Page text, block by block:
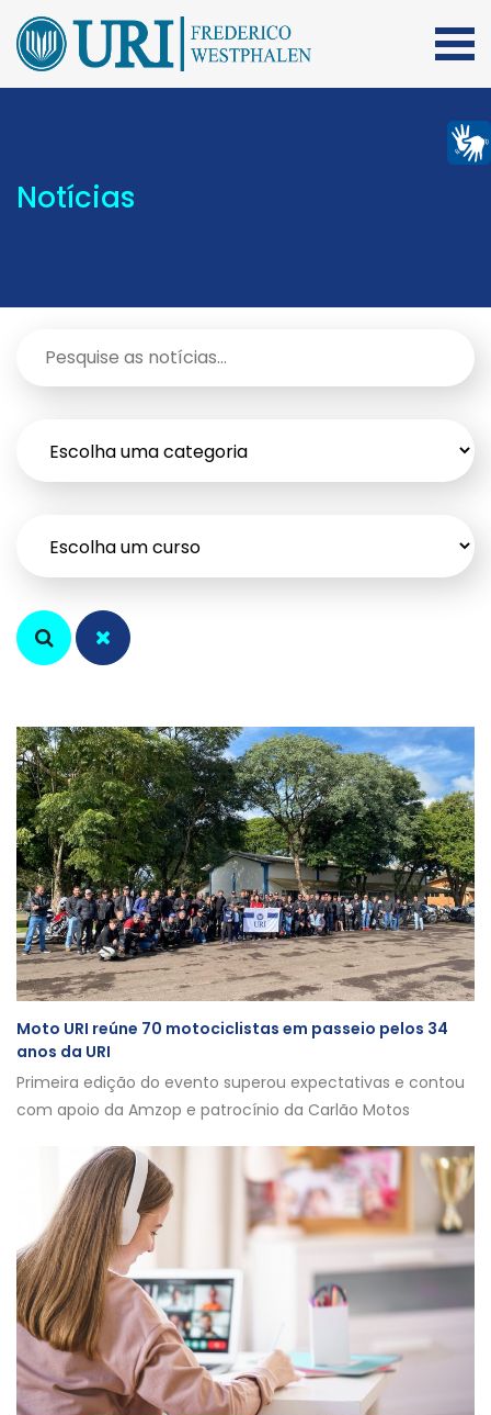
Notícias
Moto URI reúne 70 motociclistas em passeio pelos 34
anos da URI
Primeira edição do evento superou expectativas e contou
com apoio da Amzop e patrocínio da Carlão Motos